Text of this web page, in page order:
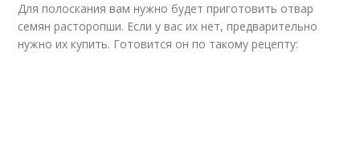
Для полоскания вам нужно будет приготовить отвар
семян расторопши. Если у вас их нет, предварительно
нужно их купить. Готовится он по такому рецепту: